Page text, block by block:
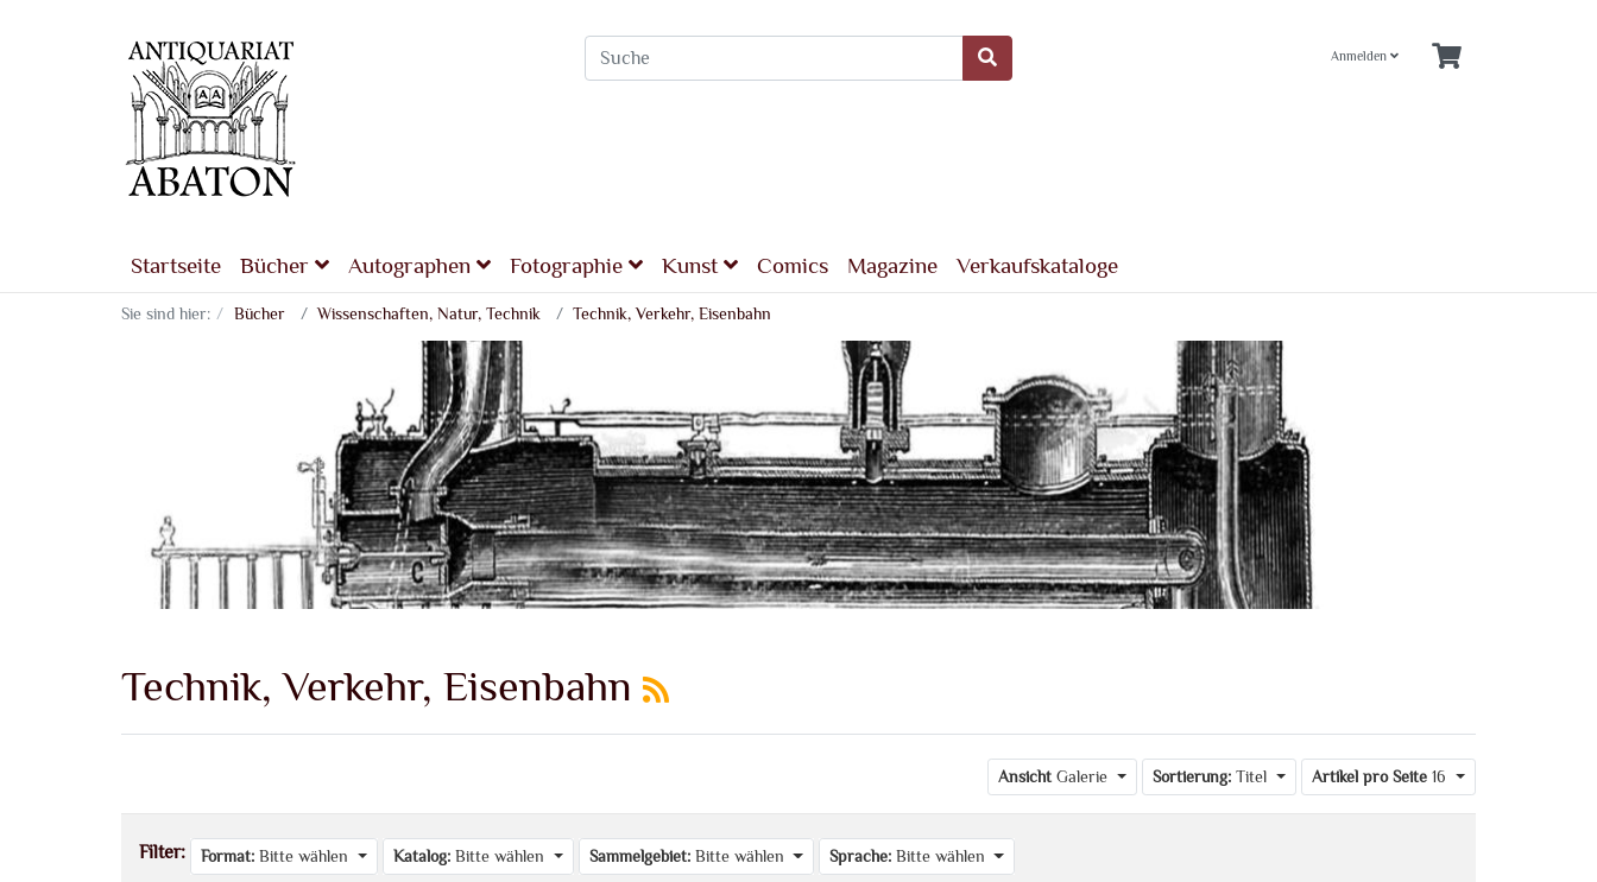
Anmelden
Startseite Bücher Autographen Fotographie Kunst Comics Magazine Verkaufskataloge
Sie sind hier: Bücher Wissenschaften, Natur, Technik Technik, Verkehr, Eisenbahn
Technik, Verkehr, Eisenbahn
Ansicht Galerie Sortierung: Titel Artikel pro Seite 16
Filter: Format: Bitte wählen Katalog: Bitte wählen Sammelgebiet: Bitte wählen Sprache: Bitte wählen